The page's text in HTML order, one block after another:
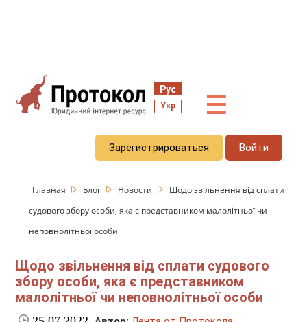
Рус
Укр ☰
Зарегистрироваться Войти
Главная Блог Новости
Щодо звільнення від сплати
судового збору особи, яка є представником малолітньої чи
неповнолітньої особи
Щодо звільнення від сплати судового
збору особи, яка є представником
малолітньої чи неповнолітньої особи